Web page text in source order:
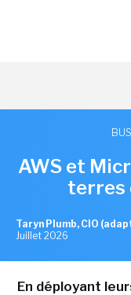
AWS et
terres
Taryn Plumb, CIO
Juillet 2026
En déployant